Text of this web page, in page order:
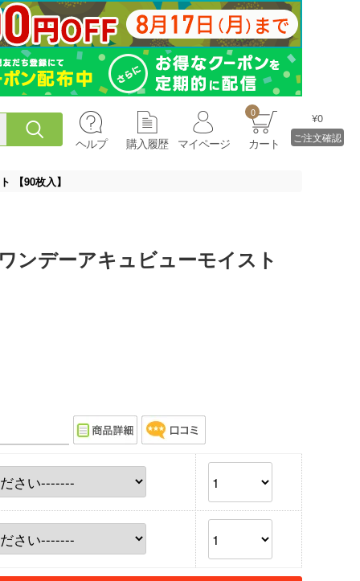
ヘルプ 購入履歴 マイページ
0
カート
¥0
ご注文確認
【90枚入】
ンデーアキュビューモイスト